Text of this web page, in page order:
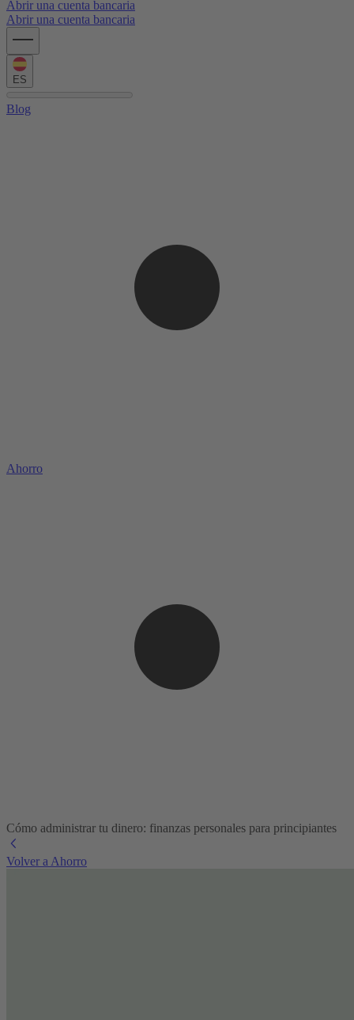
Abrir una cuenta bancaria
Abrir una cuenta bancaria
ES
Blog
Ahorro
Cómo administrar tu dinero: finanzas personales para principiantes
Volver a Ahorro